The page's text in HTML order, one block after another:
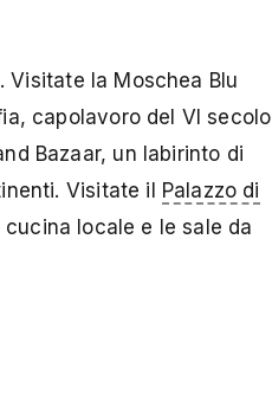
la Moschea Blu
capolavoro del VI secolo
Bazaar, un labirinto di
Visitate il
Palazzo di
locale e le sale da